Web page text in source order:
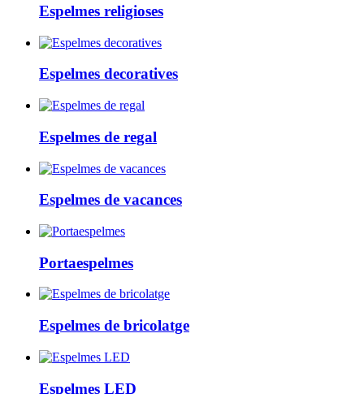
Espelmes religioses
Espelmes decoratives
Espelmes de regal
Espelmes de vacances
Portaespelmes
Espelmes de bricolatge
Espelmes LED